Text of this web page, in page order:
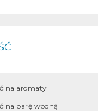
na aromaty
na parę wodną